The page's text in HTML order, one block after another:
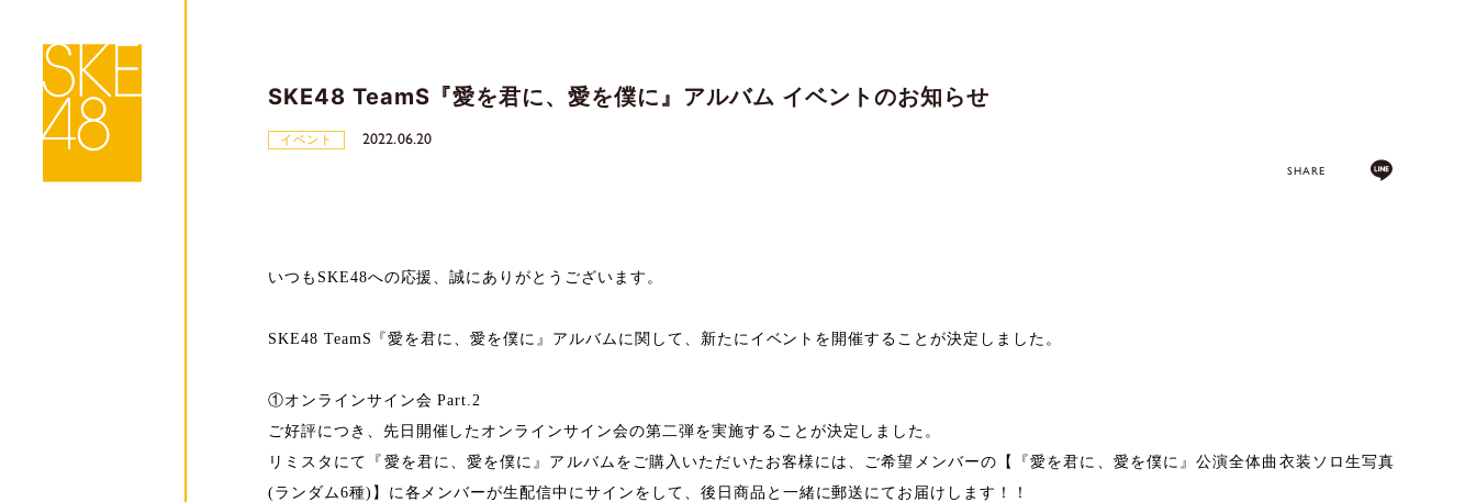
SKE48 TeamS『愛を君に、愛を僕に』アルバム イベントのお知らせ
イベント 2022.06.20
SHARE
いつもSKE48への応援、誠にありがとうございます。
SKE48 TeamS『愛を君に、愛を僕に』アルバムに関して、 新たにイベントを開催することが決定しました。
①オンラインサイン会 Part.2
ご好評につき、先日開催したオンラインサイン会の第二弾を実施することが決定しました。
リミスタにて『愛を君に、愛を僕に』アルバムをご購入いただいたお客様には、ご希望メンバーの【『愛を君に、愛を僕に』公演全体曲衣装ソロ生写真
(ランダム6種)】に各メンバーが生配信中にサインをして、後日商品と一緒に郵送にてお届けします！！